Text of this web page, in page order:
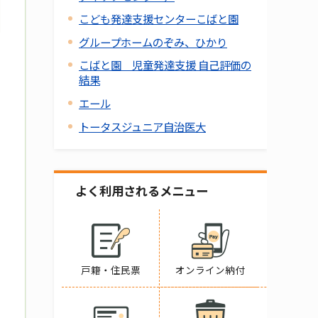
こども発達支援センターこばと園
グループホームのぞみ、ひかり
こばと園 児童発達支援 自己評価の
結果
エール
トータスジュニア自治医大
よく利用されるメニュー
戸籍・住民票 オンライン納付